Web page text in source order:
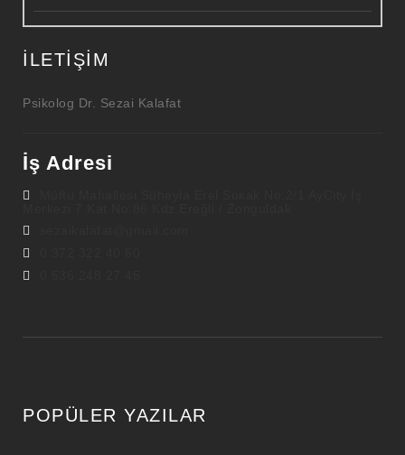
İLETIŞIM
Psikolog Dr. Sezai Kalafat
İş Adresi
POPÜLER YAZILAR